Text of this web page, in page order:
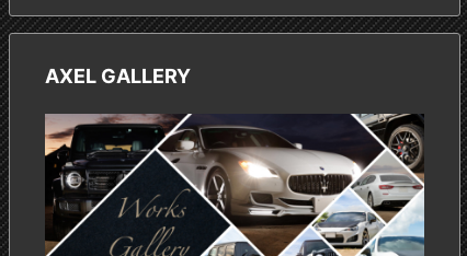
AXEL GALLERY